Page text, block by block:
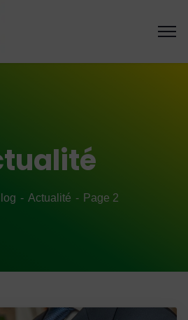
Actualité Page 2